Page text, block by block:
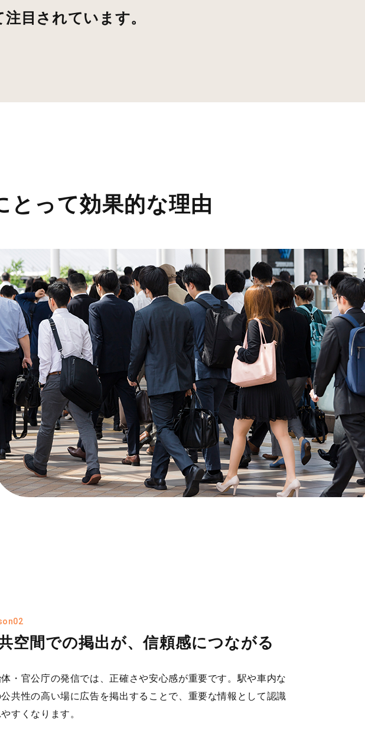
目されています。
とって効果的な理由
空間での掲出が、信頼感につながる
体・官公庁の発信では、正確さや安心感が重要です。駅や車内な
公共性の高い場に広告を掲出することで、重要な情報として認識
すくなります。